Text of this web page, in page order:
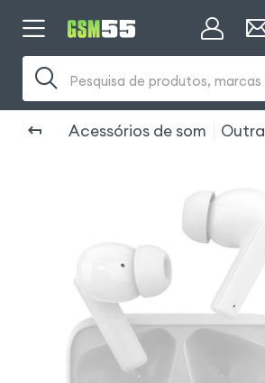
Pesquisa de produtos,
Acessórios de som